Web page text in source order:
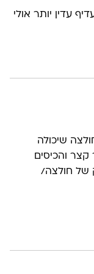
עדין יותר אולי
שיכולה
קצר והכיסים
של חולצה/